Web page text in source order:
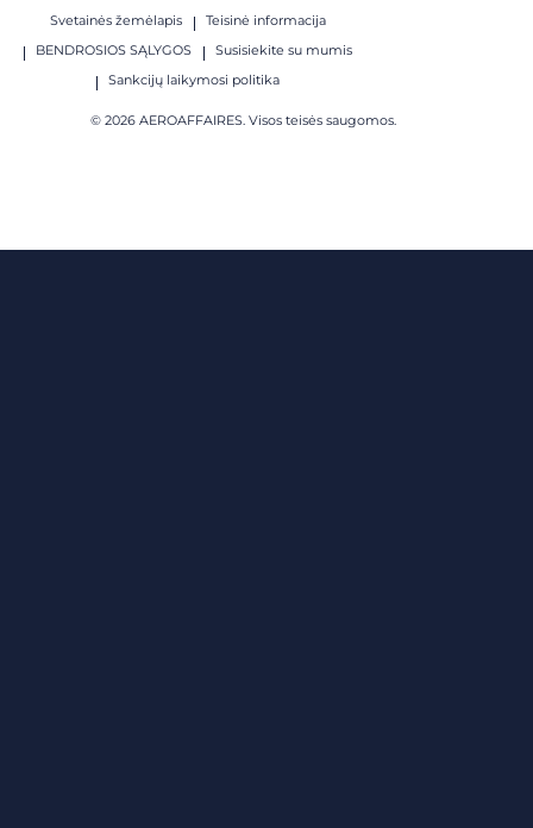
Svetainės žemėlapis
Teisinė informacija
BENDROSIOS SĄLYGOS
Susisiekite su mumis
Sankcijų laikymosi politika
© 2026 AEROAFFAIRES. Visos teisės saugomos.